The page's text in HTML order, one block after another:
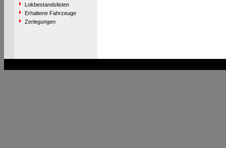
Lokbestandslisten
Erhaltene Fahrzeuge
Zerlegungen